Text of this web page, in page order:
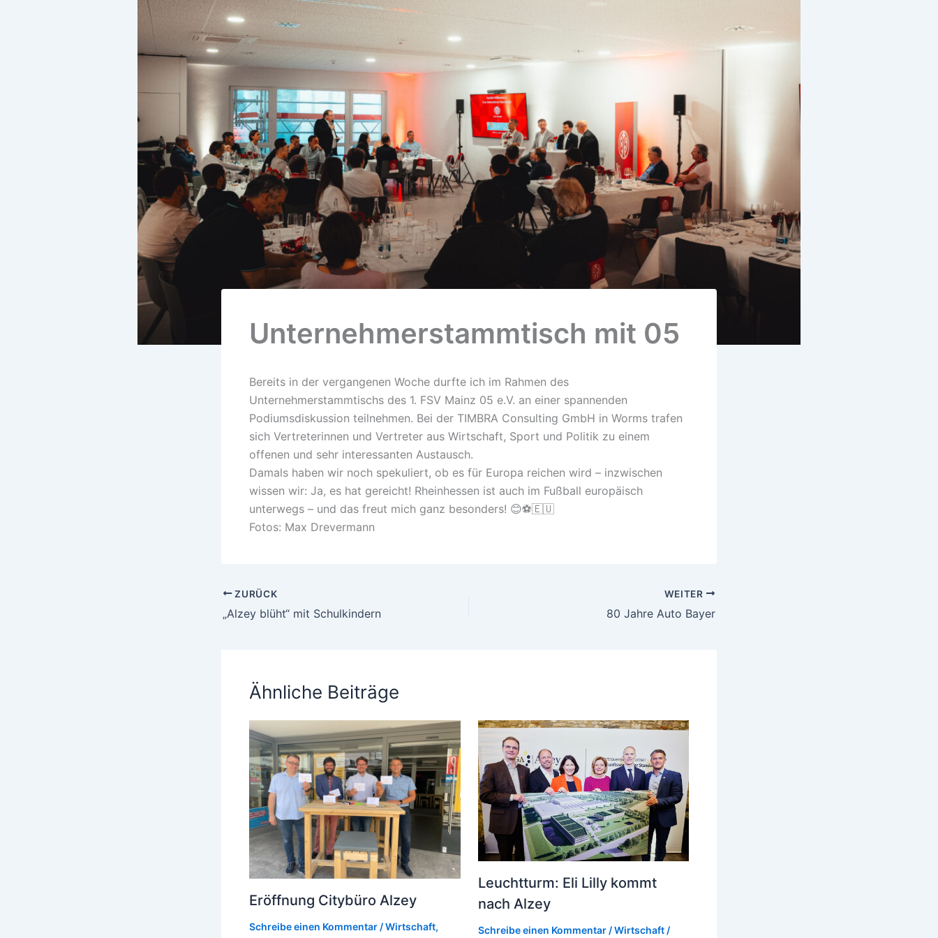
Unternehmerstammtisch mit 05
Bereits in der vergangenen Woche durfte ich im Rahmen des
Unternehmerstammtischs des 1. FSV Mainz 05 e.V. an einer spannenden
Podiumsdiskussion teilnehmen. Bei der TIMBRA Consulting GmbH in Worms trafen
sich Vertreterinnen und Vertreter aus Wirtschaft, Sport und Politik zu einem
offenen und sehr interessanten Austausch.
Damals haben wir noch spekuliert, ob es für Europa reichen wird – inzwischen
wissen wir: Ja, es hat gereicht! Rheinhessen ist auch im Fußball europäisch
unterwegs – und das freut mich ganz besonders! 😊⚽️🇪🇺
Fotos: Max Drevermann
ZURÜCK
„Alzey blüht“ mit Schulkindern
WEITER
80 Jahre Auto Bayer
Ähnliche Beiträge
Eröffnung Citybüro Alzey
Schreibe einen Kommentar /Wirtschaft,
Leuchtturm: Eli Lilly kommt
nach Alzey
Schreibe einen Kommentar /Wirtschaft/